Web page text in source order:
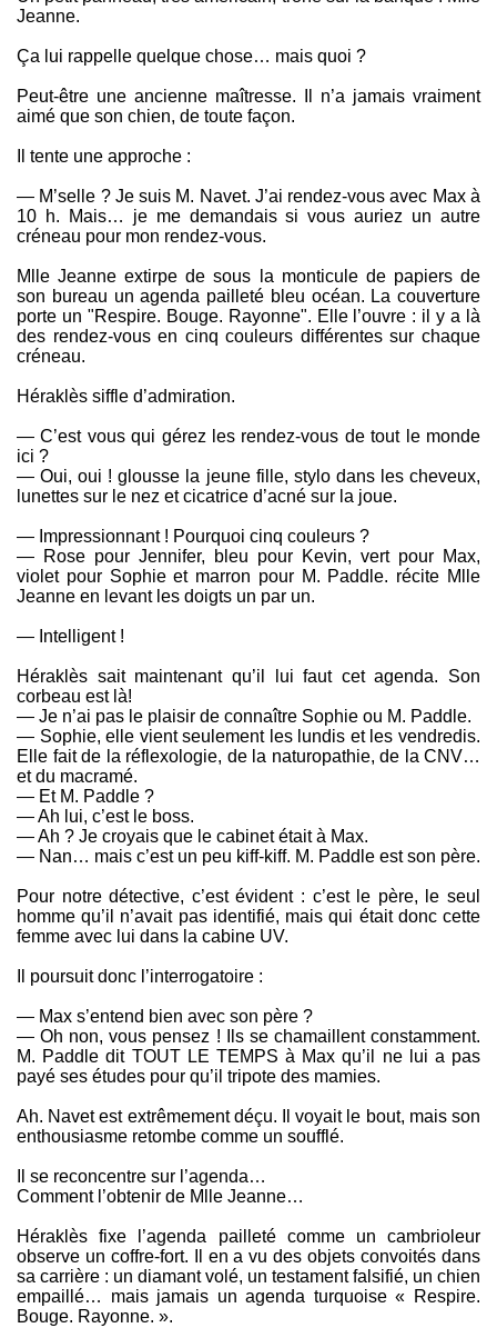
Jeanne.
Ça lui rappelle quelque chose… mais quoi ?
Peut-être une ancienne maîtresse. Il n’a jamais vraiment
aimé que son chien, de toute façon.
Il tente une approche :
— M’selle ? Je suis M. Navet. J’ai rendez-vous avec Max à
10 h. Mais… je me demandais si vous auriez un autre
créneau pour mon rendez-vous.
Mlle Jeanne extirpe de sous la monticule de papiers de
son bureau un agenda pailleté bleu océan. La couverture
porte un "Respire. Bouge. Rayonne". Elle l’ouvre : il y a là
des rendez-vous en cinq couleurs différentes sur chaque
créneau.
Héraklès siffle d’admiration.
— C’est vous qui gérez les rendez-vous de tout le monde
ici ?
— Oui, oui ! glousse la jeune fille, stylo dans les cheveux,
lunettes sur le nez et cicatrice d’acné sur la joue.
— Impressionnant ! Pourquoi cinq couleurs ?
— Rose pour Jennifer, bleu pour Kevin, vert pour Max,
violet pour Sophie et marron pour M. Paddle. récite Mlle
Jeanne en levant les doigts un par un.
— Intelligent !
Héraklès sait maintenant qu’il lui faut cet agenda. Son
corbeau est là!
— Je n’ai pas le plaisir de connaître Sophie ou M. Paddle.
— Sophie, elle vient seulement les lundis et les vendredis.
Elle fait de la réflexologie, de la naturopathie, de la CNV…
et du macramé.
— Et M. Paddle ?
— Ah lui, c’est le boss.
— Ah ? Je croyais que le cabinet était à Max.
— Nan… mais c’est un peu kiff-kiff. M. Paddle est son père.
Pour notre détective, c’est évident : c’est le père, le seul
homme qu’il n’avait pas identifié, mais qui était donc cette
femme avec lui dans la cabine UV.
Il poursuit donc l’interrogatoire :
— Max s’entend bien avec son père ?
— Oh non, vous pensez ! Ils se chamaillent constamment.
M. Paddle dit TOUT LE TEMPS à Max qu’il ne lui a pas
payé ses études pour qu’il tripote des mamies.
Ah. Navet est extrêmement déçu. Il voyait le bout, mais son
enthousiasme retombe comme un soufflé.
Il se reconcentre sur l’agenda…
Comment l’obtenir de Mlle Jeanne…
Héraklès fixe l’agenda pailleté comme un cambrioleur
observe un coffre-fort. Il en a vu des objets convoités dans
sa carrière : un diamant volé, un testament falsifié, un chien
empaillé… mais jamais un agenda turquoise « Respire.
Bouge. Rayonne. ».